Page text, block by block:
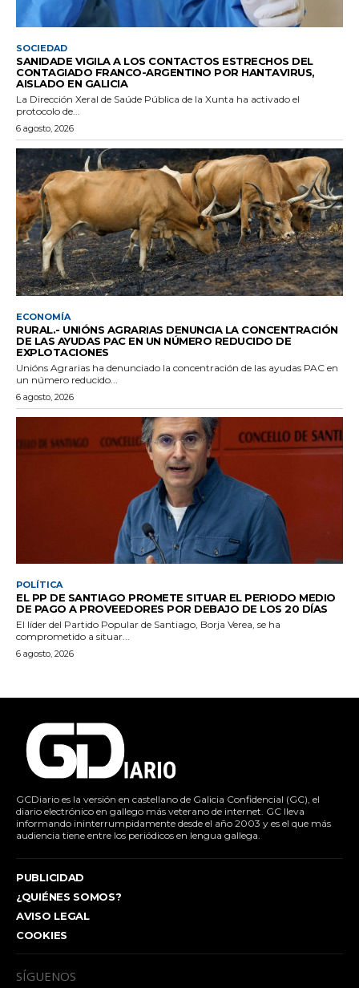
SOCIEDAD
SANIDADE VIGILA A LOS CONTACTOS ESTRECHOS DEL
CONTAGIADO FRANCO-ARGENTINO POR HANTAVIRUS,
AISLADO EN GALICIA
La Dirección Xeral de Saúde Pública de la Xunta ha activado el
protocolo de...
6 agosto, 2026
ECONOMÍA
RURAL.- UNIÓNS AGRARIAS DENUNCIA LA CONCENTRACIÓN
DE LAS AYUDAS PAC EN UN NÚMERO REDUCIDO DE
EXPLOTACIONES
Unións Agrarias ha denunciado la concentración de las ayudas PAC en
un número reducido...
6 agosto, 2026
POLÍTICA
EL PP DE SANTIAGO PROMETE SITUAR EL PERIODO MEDIO
DE PAGO A PROVEEDORES POR DEBAJO DE LOS 20 DÍAS
El líder del Partido Popular de Santiago, Borja Verea, se ha
comprometido a situar...
6 agosto, 2026
GCDiario es la versión en castellano de Galicia Confidencial (GC), el
diario electrónico en gallego más veterano de internet. GC lleva
informando ininterrumpidamente desde el año 2003 y es el que más
audiencia tiene entre los periódicos en lengua gallega.
PUBLICIDAD
¿QUIÉNES SOMOS?
AVISO LEGAL
COOKIES
SÍGUENOS